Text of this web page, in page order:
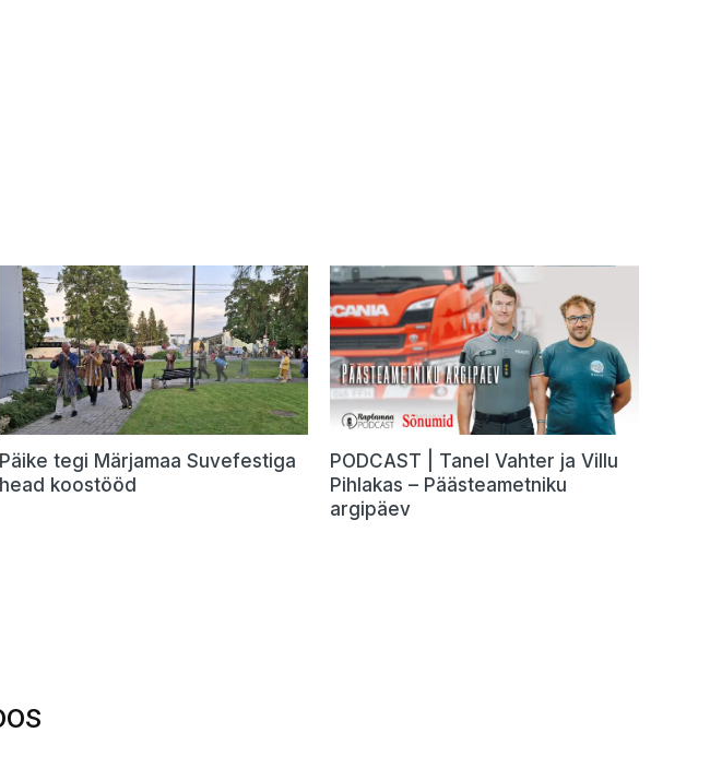
Päike tegi Märjamaa Suvefestiga
head koostööd
PODCAST | Tanel Vahter ja Villu
Pihlakas – Päästeametniku
argipäev